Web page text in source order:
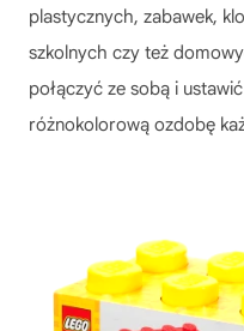
plastycznych, zabawek,
szkolnych czy też
połączyć ze sobą i
różnokolorową ozdobę